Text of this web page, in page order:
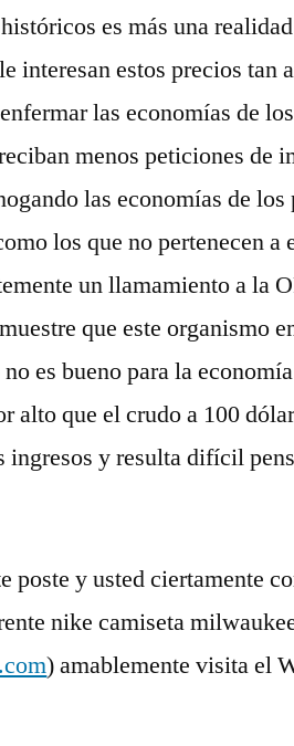
es más una
interesan estos precios tan
las economías de
menos peticiones de
las economías de
los que no pertenecen
un llamamiento a la
que este organismo
es bueno para la
alto que el crudo a 100
ingresos y resulta difícil
poste y usted ciertamente
nike camiseta
) amablemente visita el